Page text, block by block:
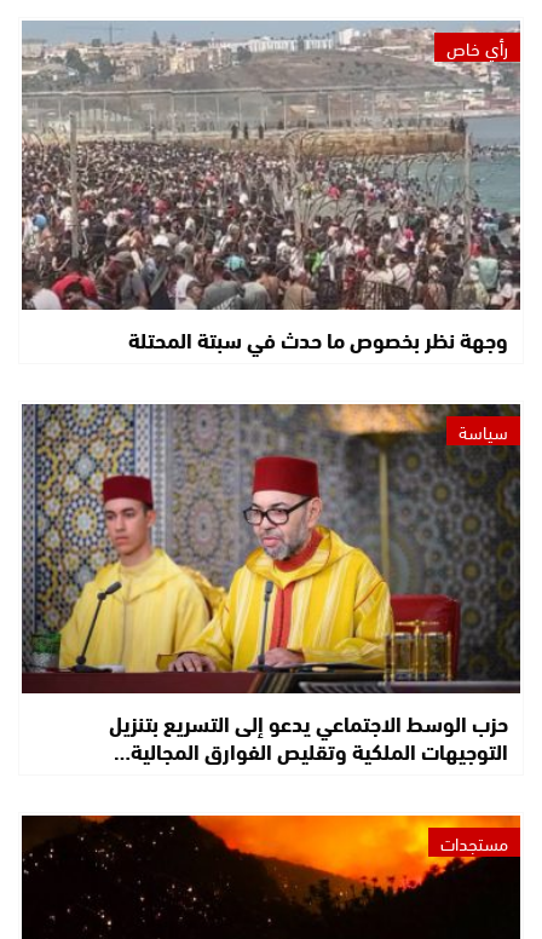
رأي خاص
وجهة نظر بخصوص ما حدث في سبتة المحتلة
سياسة
حزب الوسط الاجتماعي يدعو إلى التسريع بتنزيل
التوجيهات الملكية وتقليص الفوارق المجالية…
مستجدات